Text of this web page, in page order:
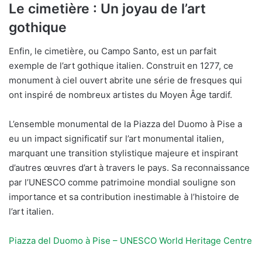
Le cimetière : Un joyau de l’art
gothique
Enfin, le cimetière, ou Campo Santo, est un parfait
exemple de l’art gothique italien. Construit en 1277, ce
monument à ciel ouvert abrite une série de fresques qui
ont inspiré de nombreux artistes du Moyen Âge tardif.
L’ensemble monumental de la Piazza del Duomo à Pise a
eu un impact significatif sur l’art monumental italien,
marquant une transition stylistique majeure et inspirant
d’autres œuvres d’art à travers le pays. Sa reconnaissance
par l’UNESCO comme patrimoine mondial souligne son
importance et sa contribution inestimable à l’histoire de
l’art italien.
Piazza del Duomo à Pise – UNESCO World Heritage Centre